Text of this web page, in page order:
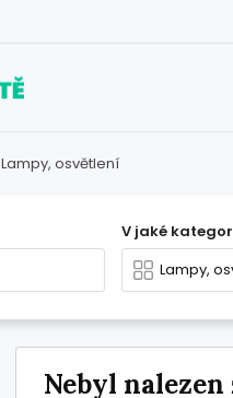
Lampy, osvětlení
V jaké
Nebyl